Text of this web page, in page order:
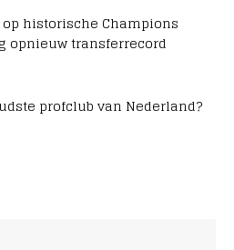
op historische Champions
opnieuw transferrecord
profclub van Nederland?